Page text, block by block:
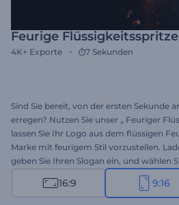
Feurige
4K+ Exporte 7 Sekunden
Sind Sie bereit, von der ersten Sekunde
erregen? Nutzen Sie unser „ Feuriger
lassen Sie Ihr Logo aus dem flüssigen
Marke mit feurigem Stil vorzustellen.
geben Sie Ihren Slogan ein, und wählen
um einen starken ersten Eindruck zu
Reels oder Branding-Videos, es ist
16:9 9:16